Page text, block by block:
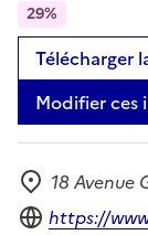
29%
Télécharger
Modifier ces
Adresse
18 Avenue
Site internet
https://